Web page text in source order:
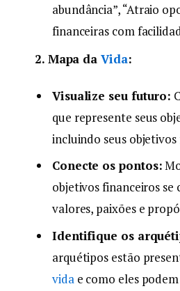
abundância”, “Atraio
financeiras com
2. Mapa daVida:
Visualize seu futuro:
que represente seus
incluindo seus objetivos
Conecte os pontos:
objetivos financeiros se
valores, paixões e
Identifique os
arquétipos estão
vidae como eles